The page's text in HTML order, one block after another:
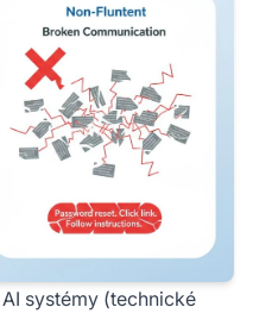
systémy (technické